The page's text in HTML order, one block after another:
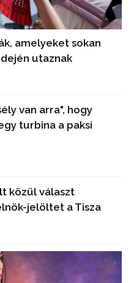
amelyeket sokan
utaznak
van arra", hogy
turbina a paksi
közül választ
jelöltet a Tisza